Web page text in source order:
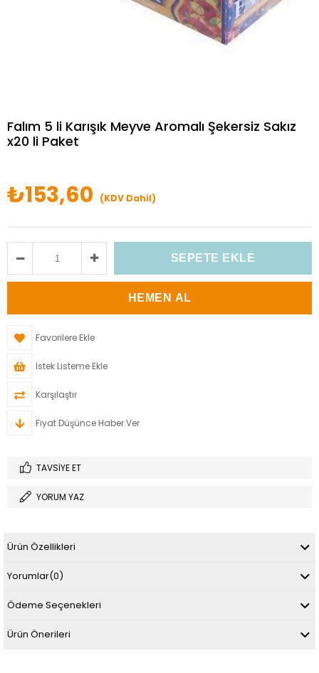
Falım 5 li Karışık Meyve Aromalı Şekersiz Sakız
x20 li Paket
₺153,60 (KDV Dahil)
Favorilere Ekle
İstek Listeme Ekle
Karşılaştır
Fiyat Düşünce Haber Ver
TAVSIYE ET
YORUM YAZ
Ürün Özellikleri
Yorumlar(0)
Ödeme Seçenekleri
Ürün Önerileri